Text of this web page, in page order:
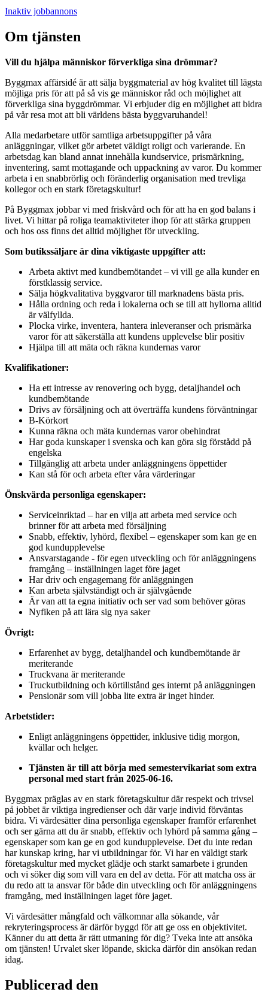
Inaktiv jobbannons
Om tjänsten
Vill du hjälpa människor förverkliga sina drömmar?
Byggmax affärsidé är att sälja byggmaterial av hög kvalitet till lägsta
möjliga pris för att på så vis ge människor råd och möjlighet att
förverkliga sina byggdrömmar. Vi erbjuder dig en möjlighet att bidra
på vår resa mot att bli världens bästa byggvaruhandel!
Alla medarbetare utför samtliga arbetsuppgifter på våra
anläggningar, vilket gör arbetet väldigt roligt och varierande. En
arbetsdag kan bland annat innehålla kundservice, prismärkning,
inventering, samt mottagande och uppackning av varor. Du kommer
arbeta i en snabbrörlig och föränderlig organisation med trevliga
kollegor och en stark företagskultur!
På Byggmax jobbar vi med friskvård och för att ha en god balans i
livet. Vi hittar på roliga teamaktiviteter ihop för att stärka gruppen
och hos oss finns det alltid möjlighet för utveckling.
Som butikssäljare är dina viktigaste uppgifter att:
Arbeta aktivt med kundbemötandet – vi vill ge alla kunder en
förstklassig service.
Sälja högkvalitativa byggvaror till marknadens bästa pris.
Hålla ordning och reda i lokalerna och se till att hyllorna alltid
är välfyllda.
Plocka virke, inventera, hantera inleveranser och prismärka
varor för att säkerställa att kundens upplevelse blir positiv
Hjälpa till att mäta och räkna kundernas varor
Kvalifikationer:
Ha ett intresse av renovering och bygg, detaljhandel och
kundbemötande
Drivs av försäljning och att överträffa kundens förväntningar
B-Körkort
Kunna räkna och mäta kundernas varor obehindrat
Har goda kunskaper i svenska och kan göra sig förstådd på
engelska
Tillgänglig att arbeta under anläggningens öppettider
Kan stå för och arbeta efter våra värderingar
Önskvärda personliga egenskaper:
Serviceinriktad – har en vilja att arbeta med service och
brinner för att arbeta med försäljning
Snabb, effektiv, lyhörd, flexibel – egenskaper som kan ge en
god kundupplevelse
Ansvarstagande - för egen utveckling och för anläggningens
framgång – inställningen laget före jaget
Har driv och engagemang för anläggningen
Kan arbeta självständigt och är självgående
Är van att ta egna initiativ och ser vad som behöver göras
Nyfiken på att lära sig nya saker
Övrigt:
Erfarenhet av bygg, detaljhandel och kundbemötande är
meriterande
Truckvana är meriterande
Truckutbildning och körtillstånd ges internt på anläggningen
Pensionär som vill jobba lite extra är inget hinder.
Arbetstider:
Enligt anläggningens öppettider, inklusive tidig morgon,
kvällar och helger.
Tjänsten är till att börja med semestervikariat som extra
personal med start från 2025-06-16.
Byggmax präglas av en stark företagskultur där respekt och trivsel
på jobbet är viktiga ingredienser och där varje individ förväntas
bidra. Vi värdesätter dina personliga egenskaper framför erfarenhet
och ser gärna att du är snabb, effektiv och lyhörd på samma gång –
egenskaper som kan ge en god kundupplevelse. Det du inte redan
har kunskap kring, har vi utbildningar för. Vi har en väldigt stark
företagskultur med mycket glädje och starkt samarbete i grunden
och vi söker dig som vill vara en del av detta. För att matcha oss är
du redo att ta ansvar för både din utveckling och för anläggningens
framgång, med inställningen laget före jaget.
Vi värdesätter mångfald och välkomnar alla sökande, vår
rekryteringsprocess är därför byggd för att ge oss en objektivitet.
Känner du att detta är rätt utmaning för dig? Tveka inte att ansöka
om tjänsten! Urvalet sker löpande, skicka därför din ansökan redan
idag.
Publicerad den